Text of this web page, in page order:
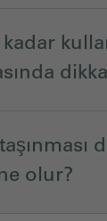
kadar
olur?